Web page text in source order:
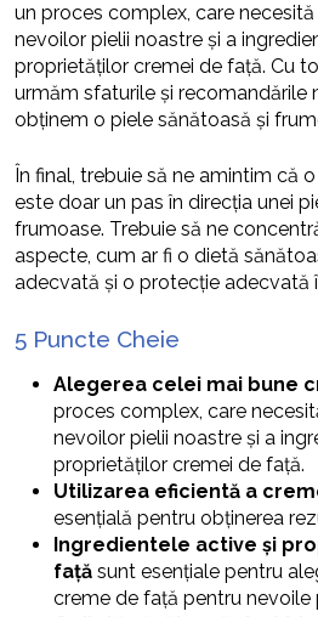
un proces complex, care
nevoilor pielii noastre și a
proprietăților cremei de față. Cu
urmăm sfaturile și recomandările
obținem o piele sănătoasă și
În final, trebuie să ne amintim că
este doar un pas în direcția unei
frumoase. Trebuie să ne
aspecte, cum ar fi o dietă
adecvată și o protecție adecvată
5 Puncte Cheie
Alegerea celei mai bune
proces complex, care
nevoilor pielii noastre și a
proprietăților cremei de față.
Utilizarea eficientă a
esențială pentru obținerea
Ingredientele active și
față sunt esențiale pentru
creme de față pentru nevoile